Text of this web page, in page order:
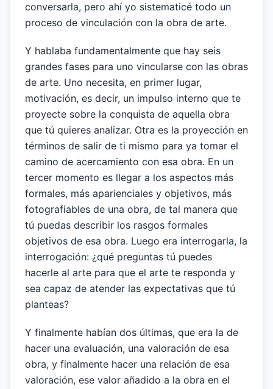
conversarla, pero ahí yo sistematicé todo un
proceso de vinculación con la obra de arte.
Y hablaba fundamentalmente que hay seis
grandes fases para uno vincularse con las obras
de arte. Uno necesita, en primer lugar,
motivación, es decir, un impulso interno que te
proyecte sobre la conquista de aquella obra
que tú quieres analizar. Otra es la proyección en
términos de salir de ti mismo para ya tomar el
camino de acercamiento con esa obra. En un
tercer momento es llegar a los aspectos más
formales, más aparienciales y objetivos, más
fotografiables de una obra, de tal manera que
tú puedas describir los rasgos formales
objetivos de esa obra. Luego era interrogarla, la
interrogación: ¿qué preguntas tú puedes
hacerle al arte para que el arte te responda y
sea capaz de atender las expectativas que tú
planteas?
Y finalmente habían dos últimas, que era la de
hacer una evaluación, una valoración de esa
obra, y finalmente hacer una relación de esa
valoración, ese valor añadido a la obra en el